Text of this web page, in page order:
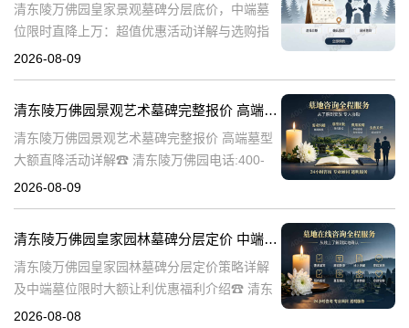
清东陵万佛园皇家景观墓碑分层底价，中端墓
位限时直降上万：超值优惠活动详解与选购指
南☎ 清东陵万佛园电话:400-838-5063清东陵
2026-08-09
清东陵万佛园景观艺术墓碑完整报价 高端墓型大额直降活动详解
清东陵万佛园景观艺术墓碑完整报价 高端墓型
大额直降活动详解☎ 清东陵万佛园电话:400-
838-5063清东陵万佛园，作为中国著名的皇家
2026-08-09
清东陵万佛园皇家园林墓碑分层定价 中端墓位限时大额让利详解及优惠福利
清东陵万佛园皇家园林墓碑分层定价策略详解
及中端墓位限时大额让利优惠福利介绍☎ 清东
陵万佛园电话:400-838-5063清东陵万佛园，作
2026-08-08